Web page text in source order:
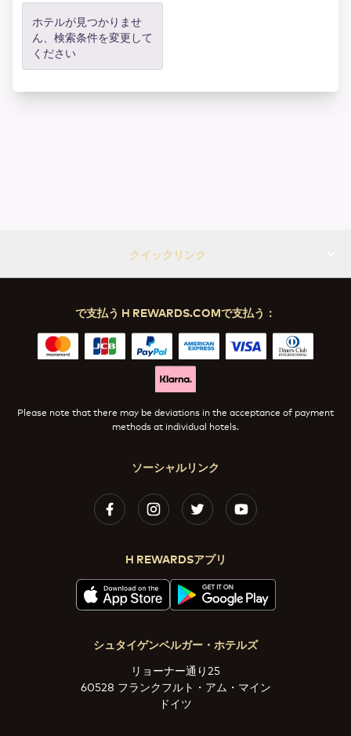
ホテルが見つかりませ
ん、検索条件を変更して
ください
クイックリンク
ソーシャルリンク
H REWARDSアプリ
で支払う H REWARDS.COMで支払う：
Please note that there may be deviations in the acceptance of payment
methods at individual hotels.
シュタイゲンベルガー・ホテルズ
リョーナー通り25
60528 フランクフルト・アム・マイン
ドイツ